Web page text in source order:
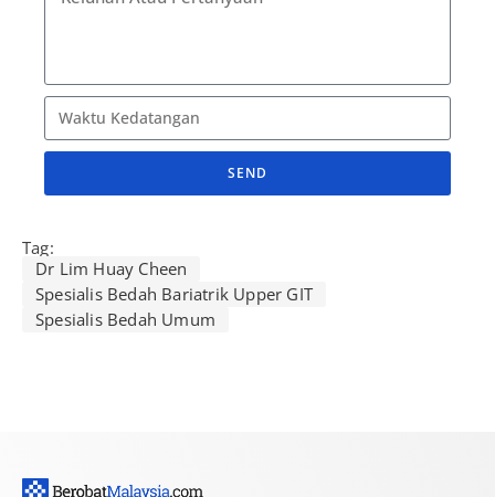
SEND
t
e
r
e
Tag:
Dr Lim Huay Cheen
Spesialis Bedah Bariatrik Upper GIT
Spesialis Bedah Umum